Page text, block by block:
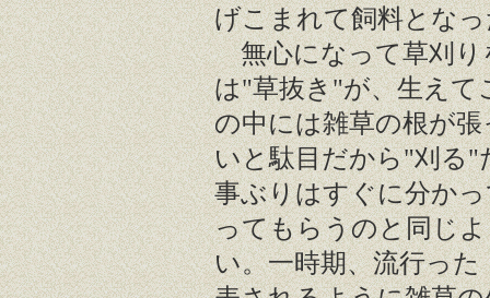
げこまれて飼料とな
無心になって草刈り
は"草抜き"が、生えて
の中には雑草の根が
いと駄目だから"刈る"
事ぶりはすぐに分か
ってもらうのと同じ
い。一時期、流行っ